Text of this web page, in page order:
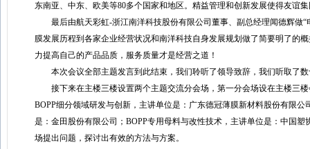
东南亚、中东、欧美等80多个国家和地区。精益管理和创新发展使得友谊
最后由航天彩虹-浙江南洋科技股份有限公司董事、副总经理闻德辉做“
膜发展历程到各家企业经营状况和南洋科技自身发展规划做了简要明了的
力提高自己的产品品质，服务质量才是经营之道！
本次会议全部主题发言到此结束，我们聆听了领导致辞，我们听取了数
接下来在主楼三楼设置两个主题交流分会场，第一分会场设在主楼三楼
BOPP细分领域研发与创新，主讲单位是：广东德冠薄膜新材料股份有限
是：金田股份有限公司；BOPP专用母料与改性技术，主讲单位是：中国
场提出问题，探讨出有效的方法与方案。